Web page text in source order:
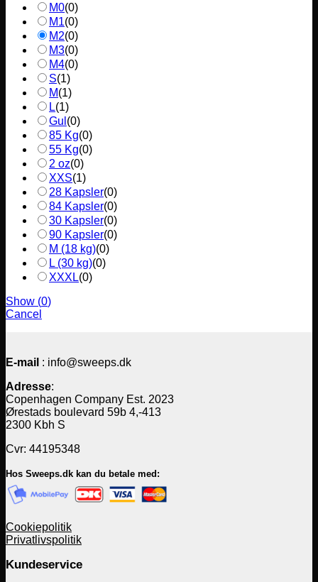
M0(0)
M1(0)
M2(0)
M3(0)
M4(0)
S(1)
M(1)
L(1)
Gul (0)
85 Kg(0)
55 Kg(0)
2 oz(0)
XXS(1)
28 Kapsler(0)
84 Kapsler(0)
30 Kapsler(0)
90 Kapsler(0)
M (18 kg)(0)
L (30 kg)(0)
XXXL(0)
Show (0)
Cancel
E-mail : info@sweeps.dk
Adresse:
Copenhagen Company Est. 2023
Ørestads boulevard 59b 4,-413
2300 Kbh S
Cvr: 44195348
Hos Sweeps.dk kan du betale med:
Cookiepolitik
Privatlivspolitik
Kundeservice